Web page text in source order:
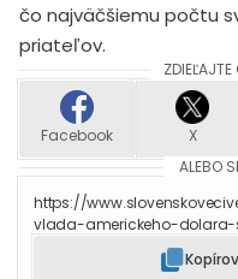
čo najväčšiemu počtu
priateľov.
Facebook X
ALEBO
https://
vlada-americkeho-